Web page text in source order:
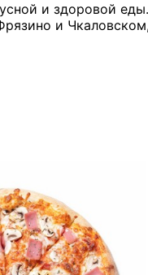
и здоровой
и